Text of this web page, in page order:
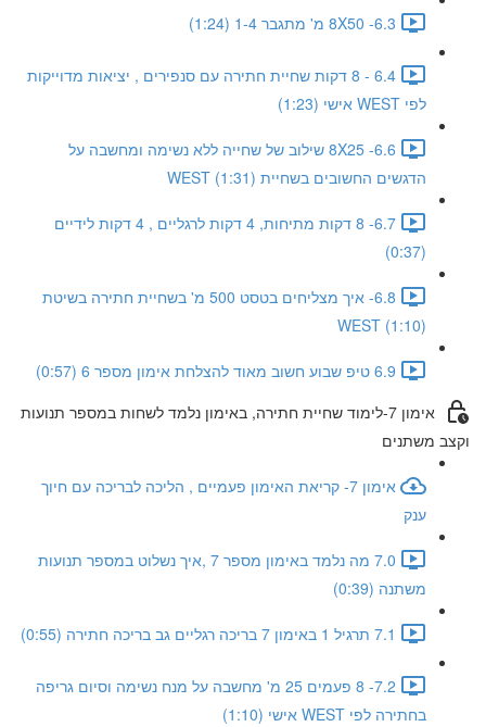
6.3- 8X50 מ' מתגבר 1-4 (1:24)
6.4 - 8 דקות שחיית חתירה עם סנפירים , יציאות מדוייקות
לפי WEST אישי (1:23)
6.6- 8X25 שילוב של שחייה ללא נשימה ומחשבה על
הדגשים החשובים בשחיית WEST (1:31)
6.7- 8 דקות מתיחות, 4 דקות לרגליים , 4 דקות לידיים
(0:37)
6.8- איך מצליחים בטסט 500 מ' בשחיית חתירה בשיטת
WEST (1:10)
6.9 טיפ שבוע חשוב מאוד להצלחת אימון מספר 6 (0:57)
אימון 7-לימוד שחיית חתירה, באימון נלמד לשחות במספר תנועות
וקצב משתנים
אימון 7- קריאת האימון פעמיים , הליכה לבריכה עם חיוך
ענק
7.0 מה נלמד באימון מספר 7 ,איך נשלוט במספר תנועות
משתנה (0:39)
7.1 תרגיל 1 באימון 7 בריכה רגליים גב בריכה חתירה (0:55)
7.2- 8 פעמים 25 מ' מחשבה על מנח נשימה וסיום גריפה
בחתירה לפי WEST אישי (1:10)